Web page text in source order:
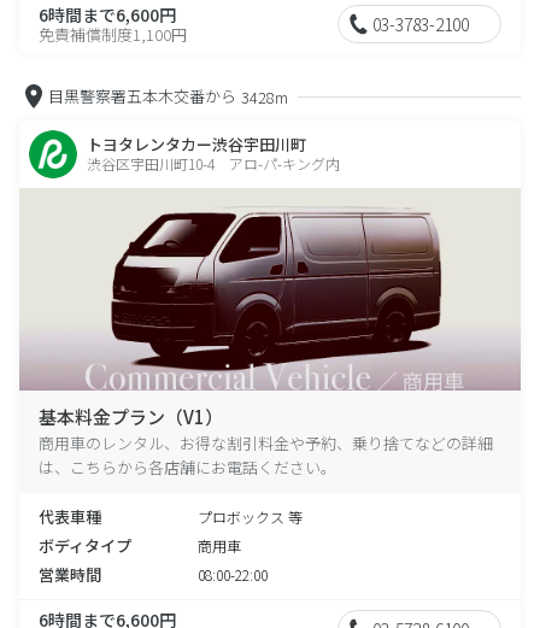
6時間まで6,600円
免責補償制度1,100円 03-3783-2100
目黒警察署五本木交番から 3428m
トヨタレンタカー渋谷宇田川町
渋谷区宇田川町10-4 アロ-パ-キング内
基本料金プラン（V1）
商用車のレンタル、お得な割引料金や予約、乗り捨てなどの詳細
は、こちらから各店舗にお電話ください。
代表車種 プロボックス 等
ボディタイプ 商用車
営業時間 08:00-22:00
6時間まで6,600円